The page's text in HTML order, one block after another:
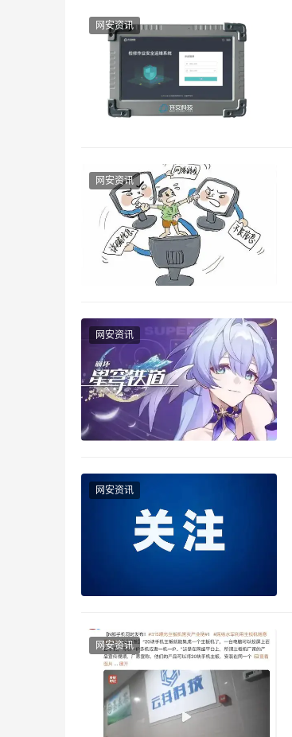
网安资讯
网安资讯
网安资讯
网安资讯
网安资讯